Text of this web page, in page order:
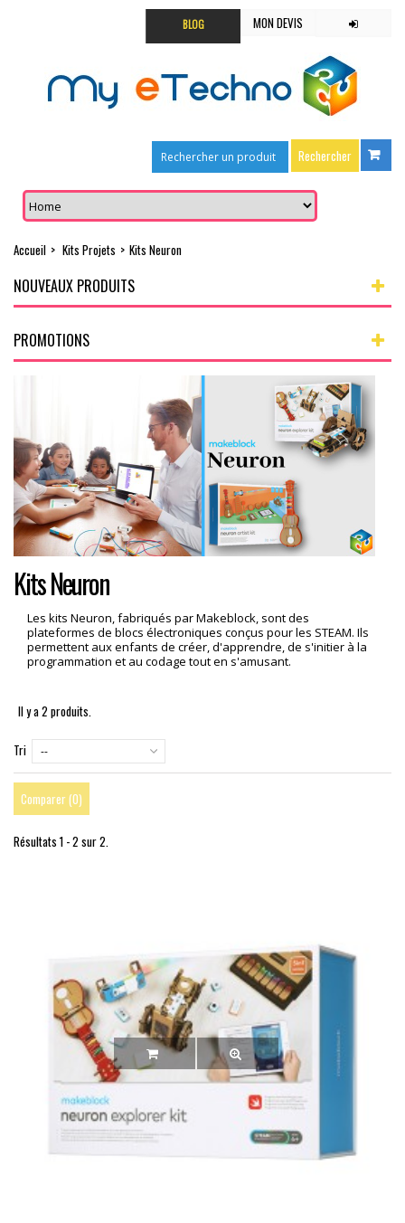
MON DEVIS
BLOG
Accueil > Kits Projets > Kits Neuron
NOUVEAUX PRODUITS
PROMOTIONS
Kits Neuron
Les kits Neuron, fabriqués par Makeblock, sont des
plateformes de blocs électroniques conçus pour les STEAM. Ils
permettent aux enfants de créer, d'apprendre, de s'initier à la
programmation et au codage tout en s'amusant.
Il y a 2 produits.
Tri --
Comparer (0)
Résultats 1 - 2 sur 2.